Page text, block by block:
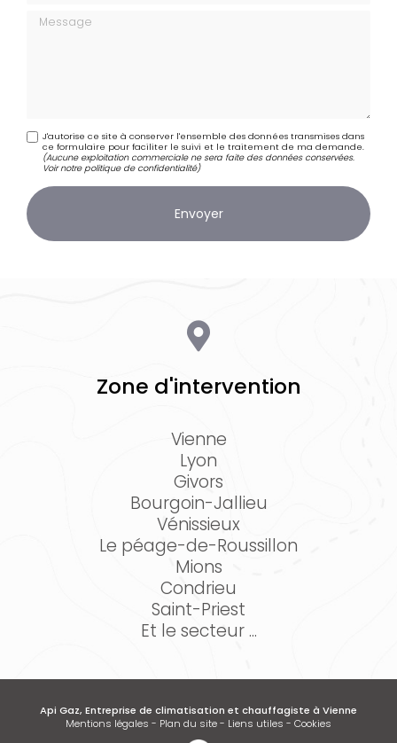
Message
J'autorise ce site à conserver l'ensemble des données transmises dans
ce formulaire pour faciliter le suivi et le traitement de ma demande.
(Aucune exploitation commerciale ne sera faite des données conservées.
Voir notrepolitique de confidentialité)
Zone d'intervention
Vienne
Lyon
Givors
Bourgoin-Jallieu
Vénissieux
Le péage-de-Roussillon
Mions
Condrieu
Saint-Priest
Et le secteur ...
Api Gaz, Entreprise de climatisation et chauffagiste à Vienne
Mentions légales - Plan du site- Liens utiles - Cookies